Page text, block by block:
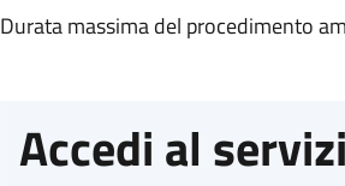
Durata massima del procedimento
Accedi al